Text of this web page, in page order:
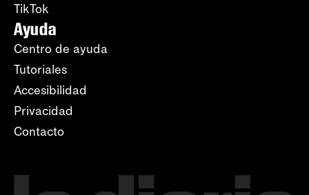
TikTok
Ayuda
Centro de ayuda
Tutoriales
Accesibilidad
Privacidad
Contacto